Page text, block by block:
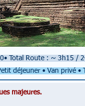
•Total Route : ~ 3h15 /
déjeuner • Van privé •
majeures.